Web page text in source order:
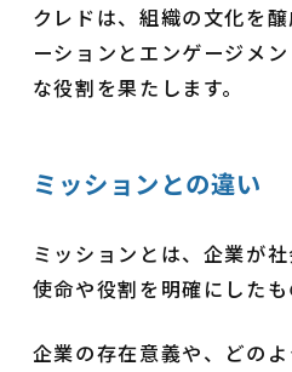
クレドは、組織の文化を
ーションとエンゲージメ
な役割を果たします。
ミッションとの違い
ミッションとは、企業が
使命や役割を明確にしたも
企業の存在意義や、どの